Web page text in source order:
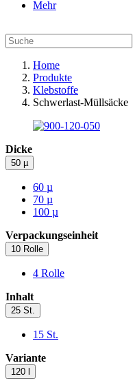
Mehr
Home
Produkte
Klebstoffe
Schwerlast-Müllsäcke
Dicke
50 µ
60 µ
70 µ
100 µ
Verpackungseinheit
10 Rolle
4 Rolle
Inhalt
25 St.
15 St.
Variante
120 l